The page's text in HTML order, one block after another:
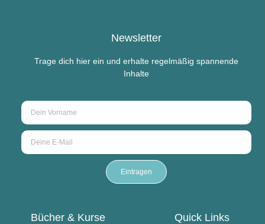
Quick Links
Bücher & Kurse
Newsletter
Trage dich hier ein und erhalte regelmäßig spannende
Inhalte
Eintragen